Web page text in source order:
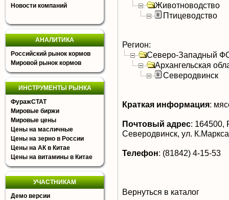
Новости компаний
АНАЛИТИКА
Российский рынок кормов
Мировой рынок кормов
ИНСТРУМЕНТЫ РЫНКА
ФуражСТАТ
Мировые биржи
Мировые цены
Цены на масличные
Цены на зерно в России
Цены на АК в Китае
Цены на витамины в Китае
УЧАСТНИКАМ
Демо версии
Животноводство
Птицеводство
Регион:
Северо-Западный
Архангельская
Северодвинск
Краткая информация:
Почтовый адрес: 164500,
Северодвинск, ул.
Телефон: (81842) 4-15-53
Вернуться в каталог